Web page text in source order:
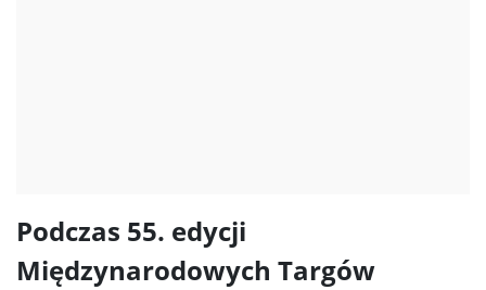
Podczas 55. edycji
Międzynarodowych Targów